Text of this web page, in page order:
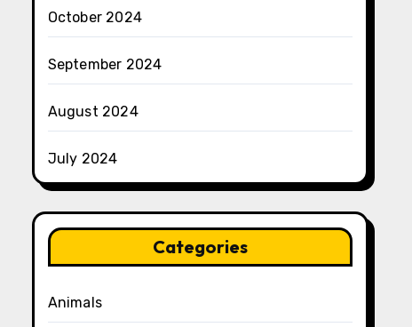
October 2024
September 2024
August 2024
July 2024
Categories
Animals